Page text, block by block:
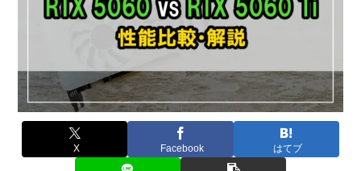
X Facebook はてブ